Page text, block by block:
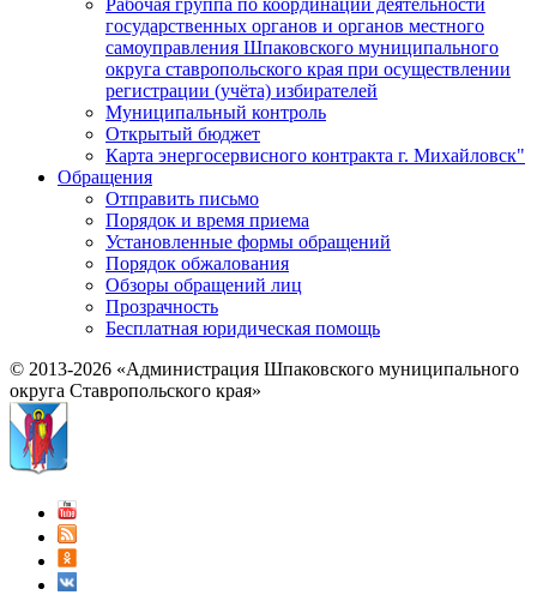
Рабочая группа по координации деятельности
государственных органов и органов местного
самоуправления Шпаковского муниципального
округа ставропольского края при осуществлении
регистрации (учёта) избирателей
Муниципальный контроль
Открытый бюджет
Карта энергосервисного контракта г. Михайловск"
Обращения
Отправить письмо
Порядок и время приема
Установленные формы обращений
Порядок обжалования
Обзоры обращений лиц
Прозрачность
Бесплатная юридическая помощь
© 2013-2026 «Администрация Шпаковского муниципального
округа Ставропольского края»